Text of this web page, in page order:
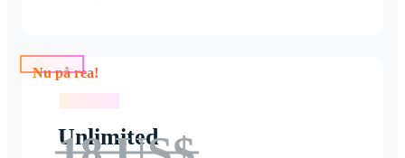
Nu på rea!
Unlimited